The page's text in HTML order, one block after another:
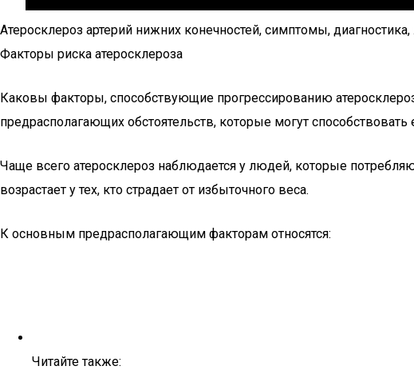
Атеросклероз артерий нижних конечностей, симптомы, диагностика,
Факторы риска атеросклероза
Каковы факторы, способствующие прогрессированию
предрасполагающих обстоятельств, которые могут способствовать
Чаще всего атеросклероз наблюдается у людей, которые
возрастает у тех, кто страдает от избыточного веса.
К основным предрасполагающим факторам относятся:
Читайте также: